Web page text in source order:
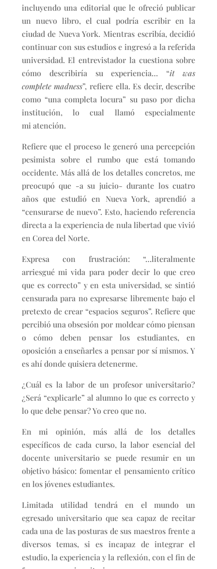
incluyendo una editorial que le ofreció publicar
un nuevo libro, el cual podría escribir en la
ciudad de Nueva York. Mientras escribía, decidió
continuar con sus estudios e ingresó a la referida
universidad. El entrevistador la cuestiona sobre
cómo describiría su experiencia… “it was
complete madness”, refiere ella. Es decir, describe
como “una completa locura” su paso por dicha
institución, lo cual llamó especialmente
mi atención.
Refiere que el proceso le generó una percepción
pesimista sobre el rumbo que está tomando
occidente. Más allá de los detalles concretos, me
preocupó que -a su juicio- durante los cuatro
años que estudió en Nueva York, aprendió a
“censurarse de nuevo”. Esto, haciendo referencia
directa a la experiencia de nula libertad que vivió
en Corea del Norte.
Expresa con frustración: “…literalmente
arriesgué mi vida para poder decir lo que creo
que es correcto” y en esta universidad, se sintió
censurada para no expresarse libremente bajo el
pretexto de crear “espacios seguros”. Refiere que
percibió una obsesión por moldear cómo piensan
o cómo deben pensar los estudiantes, en
oposición a enseñarles a pensar por sí mismos. Y
es ahí donde quisiera detenerme.
¿Cuál es la labor de un profesor universitario?
¿Será “explicarle” al alumno lo que es correcto y
lo que debe pensar? Yo creo que no.
En mi opinión, más allá de los detalles
específicos de cada curso, la labor esencial del
docente universitario se puede resumir en un
objetivo básico: fomentar el pensamiento crítico
en los jóvenes estudiantes.
Limitada utilidad tendrá en el mundo un
egresado universitario que sea capaz de recitar
cada una de las posturas de sus maestros frente a
diversos temas, si es incapaz de integrar el
estudio, la experiencia y la reflexión, con el fin de